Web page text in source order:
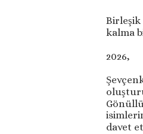
Birleşik
kalma
2026,
davet